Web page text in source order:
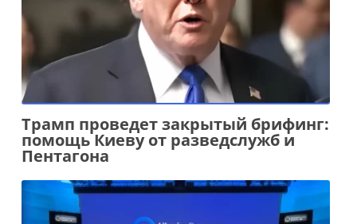
Трамп проведет закрытый брифинг:
помощь Киеву от разведслужб и
Пентагона